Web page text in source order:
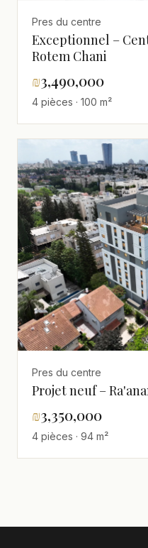
Pres du centre
Exceptionnel –
Rotem Chani
₪3,490,000
4 pièces · 100 m²
Pres du centre
Projet neuf –
₪3,350,000
4 pièces · 94 m²